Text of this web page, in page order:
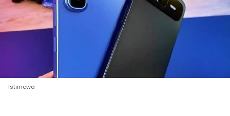
Istimewa